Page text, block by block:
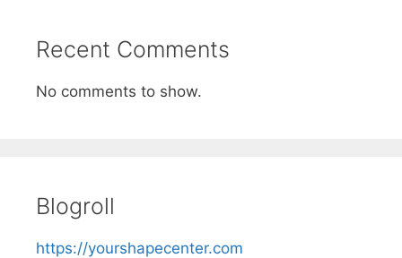
Recent Comments
No comments to show.
Blogroll
https://yourshapecenter.com